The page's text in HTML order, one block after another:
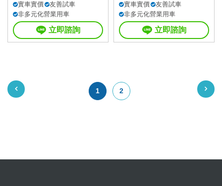
實車實價
友善試車
非多元化營業用車
立即諮詢
實車實價
友善試車
非多元化營業用車
立即諮詢
1 2